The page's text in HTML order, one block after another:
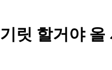
릿 할거야 올